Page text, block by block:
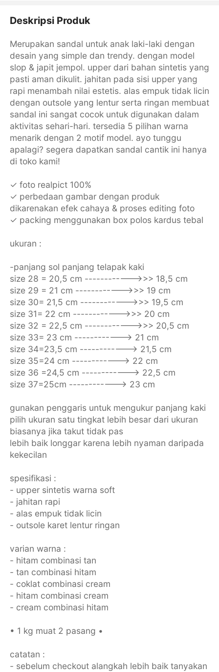
Deskripsi Produk
Merupakan sandal untuk anak laki-laki dengan
desain yang simple dan trendy. dengan model
slop & japit jempol. upper dari bahan sintetis yang
pasti aman dikulit. jahitan pada sisi upper yang
rapi menambah nilai estetis. alas empuk tidak licin
dengan outsole yang lentur serta ringan membuat
sandal ini sangat cocok untuk digunakan dalam
aktivitas sehari-hari. tersedia 5 pilihan warna
menarik dengan 2 motif model. ayo tunggu
apalagi? segera dapatkan sandal cantik ini hanya
di toko kami!
✓ foto realpict 100%
✓ perbedaan gambar dengan produk
dikarenakan efek cahaya & proses editing foto
✓ packing menggunakan box polos kardus tebal
ukuran :
-panjang sol panjang telapak kaki
size 28 = 20,5 cm ------------>>> 18,5 cm
size 29 = 21 cm ------------>>> 19 cm
size 30= 21,5 cm ------------>>> 19,5 cm
size 31= 22 cm ------------>>> 20 cm
size 32 = 22,5 cm ------------>>> 20,5 cm
size 33= 23 cm ------------> 21 cm
size 34=23,5 cm ------------> 21,5 cm
size 35=24 cm ------------> 22 cm
size 36 =24,5 cm ------------> 22,5 cm
size 37=25cm ------------> 23 cm
gunakan penggaris untuk mengukur panjang kaki
pilih ukuran satu tingkat lebih besar dari ukuran
biasanya jika takut tidak pas
lebih baik longgar karena lebih nyaman daripada
kekecilan
spesifikasi :
- upper sintetis warna soft
- jahitan rapi
- alas empuk tidak licin
- outsole karet lentur ringan
varian warna :
- hitam combinasi tan
- tan combinasi hitam
- coklat combinasi cream
- hitam combinasi cream
- cream combinasi hitam
• 1 kg muat 2 pasang •
catatan :
- sebelum checkout alangkah lebih baik tanyakan